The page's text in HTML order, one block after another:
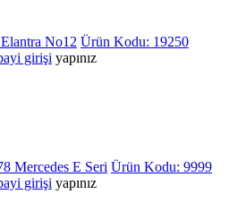
No12 Ürün Kodu: 19250
girişi yapınız
Mercedes E Seri Ürün Kodu: 9999
girişi yapınız